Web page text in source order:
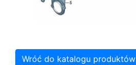
Wróć do katalogu produktów